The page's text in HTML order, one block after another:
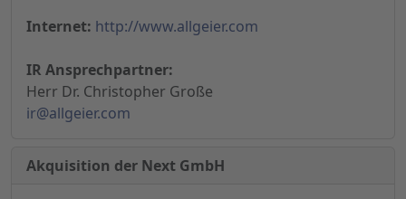
Internet: http://www.allgeier.com
IR Ansprechpartner:
Herr Dr. Christopher Große
ir@allgeier.com
Akquisition der Next GmbH